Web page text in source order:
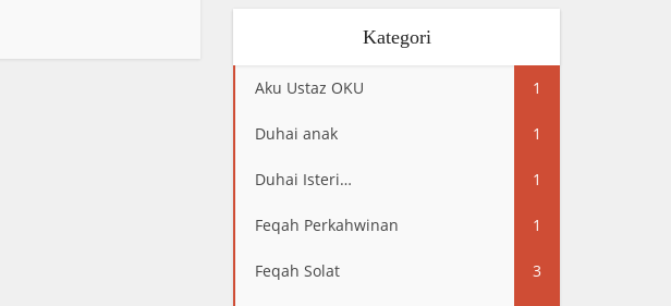
Kategori
Aku Ustaz OKU 1
Duhai anak 1
Duhai Isteri… 1
Feqah Perkahwinan 1
Feqah Solat 3